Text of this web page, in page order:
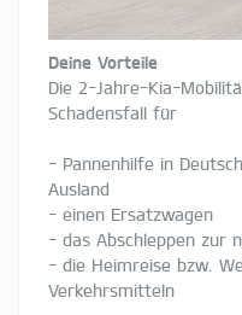
Deine Vorteile
Die 2-Jahre-Kia-
Schadensfall für
- Pannenhilfe in
Ausland
- einen Ersatzwagen
- das Abschleppen zur
- die Heimreise bzw.
Verkehrsmitteln